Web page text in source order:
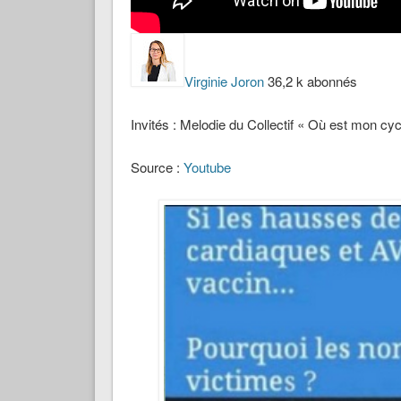
Virginie Joron36,2 k abonnés
Invités : Melodie du Collectif « Où est mon
Source : Youtube